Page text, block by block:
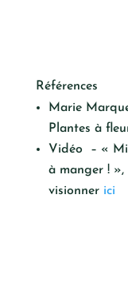
Références
Marie
Plantes à
Vidéo – «
à manger !
visionner ici